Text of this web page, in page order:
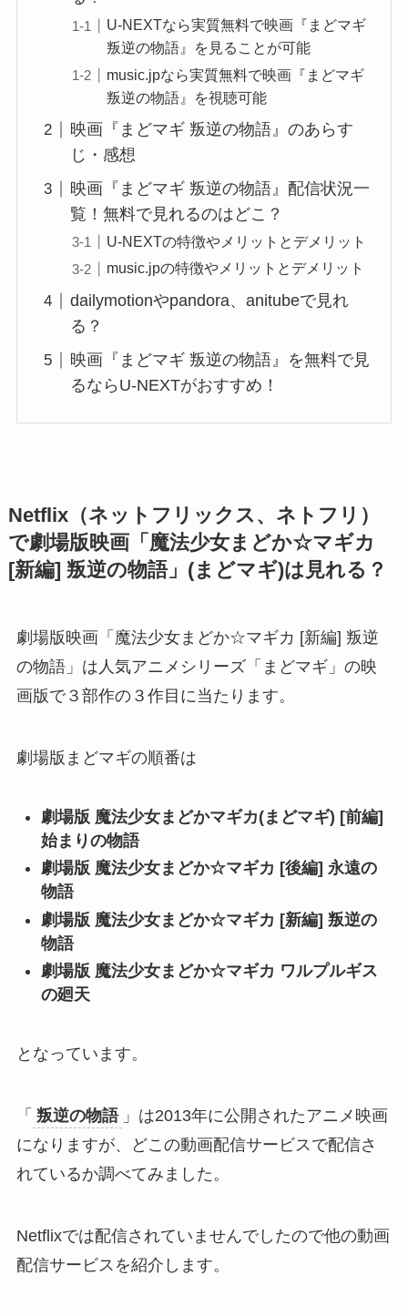
U-NEXTなら実質無料で映画『まどマギ
叛逆の物語』を見ることが可能
music.jpなら実質無料で映画『まどマギ
叛逆の物語』を視聴可能
映画『まどマギ 叛逆の物語』のあらす
じ・感想
映画『まどマギ 叛逆の物語』配信状況一
覧！無料で見れるのはどこ？
U-NEXTの特徴やメリットとデメリット
music.jpの特徴やメリットとデメリット
dailymotionやpandora、anitubeで見れ
る？
映画『まどマギ 叛逆の物語』を無料で見
るならU-NEXTがおすすめ！
Netflix（ネットフリックス、ネトフリ）
で劇場版映画「魔法少女まどか☆マギカ
[新編] 叛逆の物語」(まどマギ)は見れる？
劇場版映画「魔法少女まどか☆マギカ [新編] 叛逆
の物語」は人気アニメシリーズ「まどマギ」の映
画版で３部作の３作目に当たります。
劇場版まどマギの順番は
劇場版 魔法少女まどかマギカ(まどマギ) [前編]
始まりの物語
劇場版 魔法少女まどか☆マギカ [後編] 永遠の
物語
劇場版 魔法少女まどか☆マギカ [新編] 叛逆の
物語
劇場版 魔法少女まどか☆マギカ ワルプルギス
の廻天
となっています。
「 叛逆の物語 」は2013年に公開されたアニメ映画
になりますが、どこの動画配信サービスで配信さ
れているか調べてみました。
Netflixでは配信されていませんでしたので他の動画
配信サービスを紹介します。